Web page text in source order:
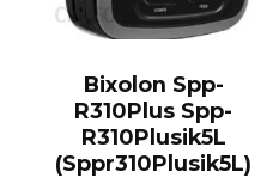
Bixolon Spp-
R310Plus Spp-
R310Plusik5L
(Sppr310Plusik5L)